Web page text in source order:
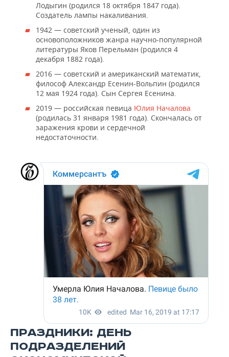
Лодыгин (родился 18 октября 1847 года).
Создатель лампы накаливания.
1942 — советский ученый, один из
основоположников жанра научно-популярной
литературы Яков Перельман (родился 4
декабря 1882 года).
2016 — советский и американский математик,
философ Александр Есенин-Вольпин (родился
12 мая 1924 года). Сын Сергея Есенина.
2019 — российская певица Юлия Началова
(родилась 31 января 1981 года). Скончалась от
заражения крови и сердечной
недостаточности.
ПРАЗДНИКИ: ДЕНЬ
ПОДРАЗДЕЛЕНИЙ